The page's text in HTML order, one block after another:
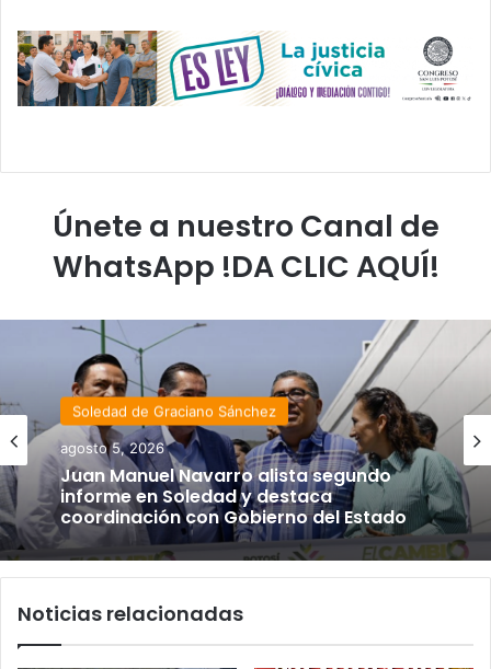
Únete a nuestro Canal de
WhatsApp !DA CLIC AQUÍ!
Soledad de Graciano Sánchez
agosto 5, 2026
Juan Manuel Navarro alista segundo
informe en Soledad y destaca
coordinación con Gobierno del Estado
Noticias relacionadas